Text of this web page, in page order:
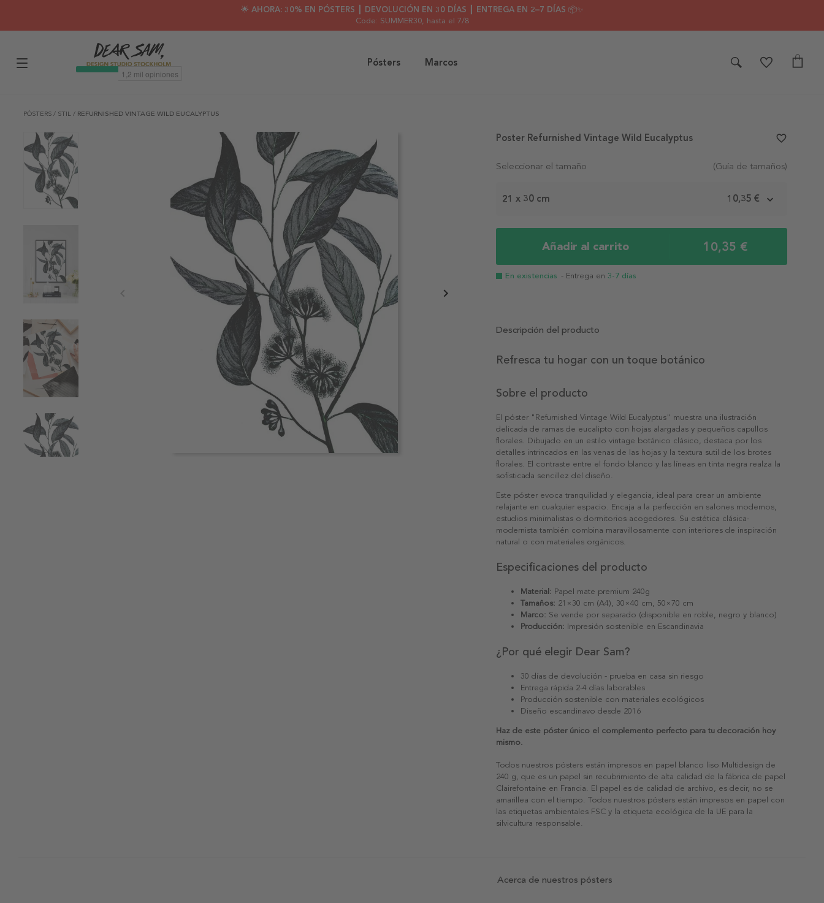
🌟 AHORA: 30% EN PÓSTERS ┃ DEVOLUCIÓN EN 30 DÍAS ┃ ENTREGA EN 2–7 DÍAS 📦✨
Code: SUMMER30, hasta el 7/8
Pósters Marcos
PÓSTERS / STIL / REFURNISHED VINTAGE WILD EUCALYPTUS
Seleccionar el tamaño (Guía de tamaños)
21 x 30 cm 10,35 €
Añadir al carrito 10,35 €
En existencias - Entrega en 3-7 días
Poster Refurnished Vintage Wild Eucalyptus favorite_border
Descripción del producto
Refresca tu hogar con un toque botánico
Sobre el producto
El póster "Refurnished Vintage Wild Eucalyptus" muestra una ilustración
delicada de ramas de eucalipto con hojas alargadas y pequeños capullos
florales. Dibujado en un estilo vintage botánico clásico, destaca por los
detalles intrincados en las venas de las hojas y la textura sutil de los brotes
florales. El contraste entre el fondo blanco y las líneas en tinta negra realza la
sofisticada sencillez del diseño.
Este póster evoca tranquilidad y elegancia, ideal para crear un ambiente
relajante en cualquier espacio. Encaja a la perfección en salones modernos,
estudios minimalistas o dormitorios acogedores. Su estética clásica-
modernista también combina maravillosamente con interiores de inspiración
natural o con materiales orgánicos.
Especificaciones del producto
Material: Papel mate premium 240g
Tamaños: 21×30 cm (A4), 30×40 cm, 50×70 cm
Marco: Se vende por separado (disponible en roble, negro y blanco)
Producción: Impresión sostenible en Escandinavia
¿Por qué elegir Dear Sam?
30 días de devolución - prueba en casa sin riesgo
Entrega rápida 2-4 días laborables
Producción sostenible con materiales ecológicos
Diseño escandinavo desde 2016
Haz de este póster único el complemento perfecto para tu decoración hoy
mismo.
Todos nuestros pósters están impresos en papel blanco liso Multidesign de
240 g, que es un papel sin recubrimiento de alta calidad de la fábrica de papel
Clairefontaine en Francia. El papel es de calidad de archivo, es decir, no se
amarillea con el tiempo. Todos nuestros pósters están impresos en papel con
las etiquetas ambientales FSC y la etiqueta ecológica de la UE para la
silvicultura responsable.
Acerca de nuestros pósters